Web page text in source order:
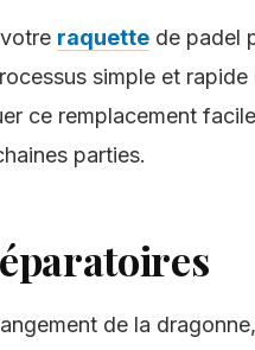
raquettede padel
simple et
ce remplacement
parties.
de la